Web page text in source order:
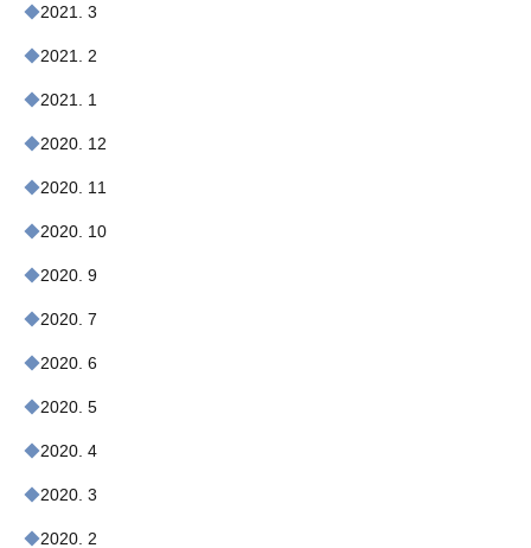
2021. 3
2021. 2
2021. 1
2020. 12
2020. 11
2020. 10
2020. 9
2020. 7
2020. 6
2020. 5
2020. 4
2020. 3
2020. 2